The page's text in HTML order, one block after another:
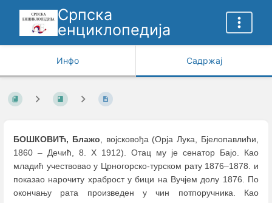
Српска
енциклопедија
Инфо Садржај
БОШКОВИЋ, Блажо, војсковођа (Орја Лука, Бјелопавлићи,
1860 – Дечић, 8. X 1912). Отац му је сенатор Бајо. Као
младић учествовао у Црногорско-турском рату 1876–1878. и
показао нарочиту храброст у бици на Вучјем долу 1876. По
окончању рата произведен у чин потпоручника. Као